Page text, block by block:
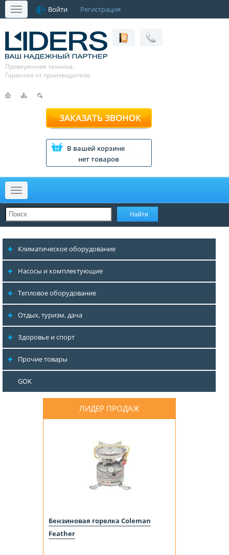
Меню Войти Регистрация
Проверенная техника.
Гарантия от производителя.
ЗАКАЗАТЬ ЗВОНОК
В вашей корзине
нет товаров
Меню
Климатическое оборудование
Насосы и комплектующие
Тепловое оборудование
Отдых, туризм, дача
Здоровье и спорт
Прочие товары
GOK
ЛИДЕР ПРОДАЖ
Бензиновая горелка Coleman
Feather